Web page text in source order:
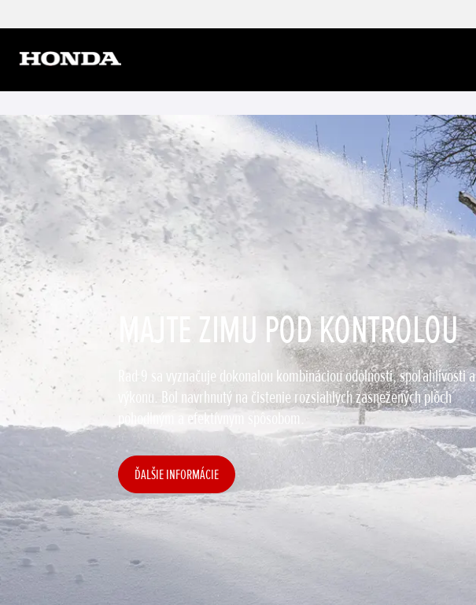
MAJTE ZIMU POD KONTROLOU
Rad 9 sa vyznačuje dokonalou kombináciou odolnosti, spoľahlivosti a
výkonu. Bol navrhnutý na čistenie rozsiahlych zasnežených plôch
pohodlným a efektívnym spôsobom.
ĎALŠIE INFORMÁCIE